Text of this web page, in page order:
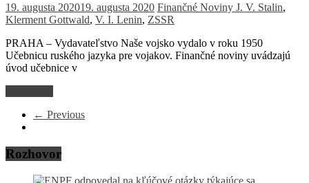
19. augusta 202019. augusta 2020 Finančné Noviny J. V. Stalin,
Klerment Gottwald, V. I. Lenin, ZSSR
PRAHA – Vydavateľstvo Naše vojsko vydalo v roku 1950
Učebnicu ruského jazyka pre vojakov. Finančné noviny uvádzajú
úvod učebnice v
← Previous
Rozhovor